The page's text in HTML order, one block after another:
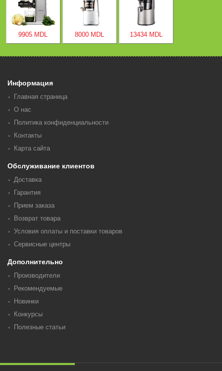
9905 MDL 8000 MDL 13434 MDL
Информация
Главная страница
О нас
Политика конфиденциальности
Контакты
Карта сайта
Обслуживание клиентов
Доставка
Гарантия
Прием заказа
Возврат товара
Условия оплаты и поставки товаров
Сервисные центры
Дополнительно
Производители
Рекомендуемые
Новинки
Конкурсы
Полезные статьи